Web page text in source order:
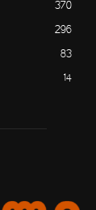
370
296
83
14